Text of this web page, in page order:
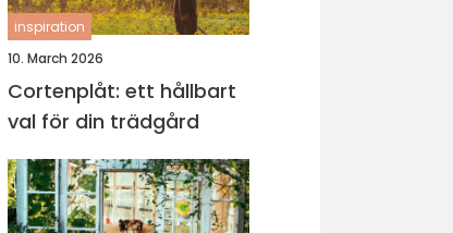
inspiration
10. March 2026
Cortenplåt: ett hållbart
val för din trädgård